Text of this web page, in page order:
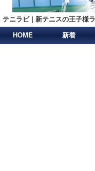
テニラビ | 新テニスの王子様
HOME 新着